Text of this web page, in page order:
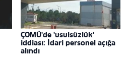
ÇOMÜ'de 'usulsüzlük'
iddiası: İdari personel açığa
alındı